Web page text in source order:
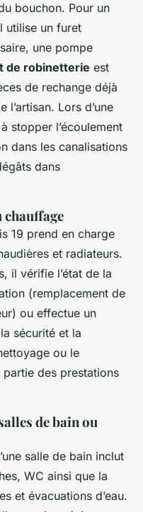
bouchon. Pour un
utilise un furet
une pompe
de robinetterie est
de rechange déjà
Lors d’une
stopper l’écoulement
dans les canalisations
dans
19 prend en charge
et radiateurs.
il vérifie l’état de la
(remplacement de
ou effectue un
sécurité et la
ou le
des prestations
de bain ou
salle de bain inclut
WC ainsi que la
et évacuations d’eau.